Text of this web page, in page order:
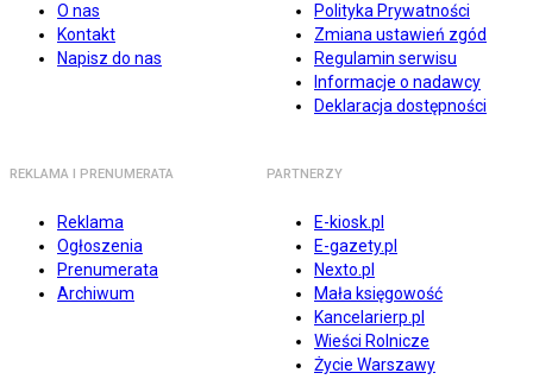
O nas
Kontakt
Napisz do nas
Polityka Prywatności
Zmiana ustawień zgód
Regulamin serwisu
Informacje o nadawcy
Deklaracja dostępności
REKLAMA I PRENUMERATA
Reklama
Ogłoszenia
Prenumerata
Archiwum
PARTNERZY
E-kiosk.pl
E-gazety.pl
Nexto.pl
Mała księgowość
Kancelarierp.pl
Wieści Rolnicze
Życie Warszawy